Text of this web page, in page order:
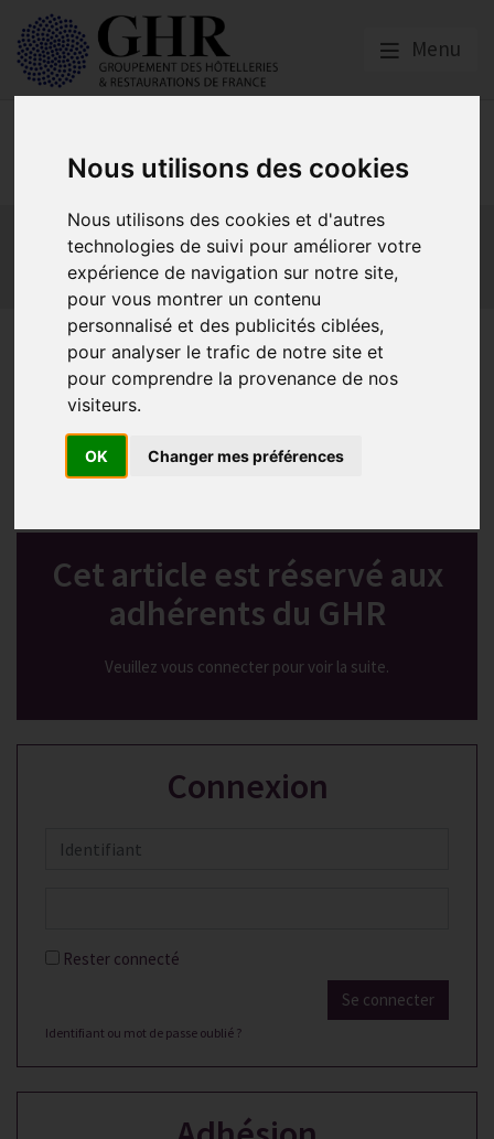
Nous utilisons des cookies
Nous utilisons des cookies et d'autres
technologies de suivi pour améliorer votre
expérience de navigation sur notre site,
pour vous montrer un contenu
personnalisé et des publicités ciblées,
pour analyser le trafic de notre site et
pour comprendre la provenance de nos
visiteurs.
OK Changer mes préférences
Menu
Social
Actualités
Les obligations liées à l’embauche
Les obligations liées à l’exécution du contrat de travail
Les obligations liées à l’extinction du contrat
HCR les chiffres clés – Juin
2026
Actualités
Cet article est réservé aux
adhérents du GHR
Veuillez vous connecter pour voir la suite.
Connexion
Rester connecté
Se connecter
Identifiant ou mot de passe oublié ?